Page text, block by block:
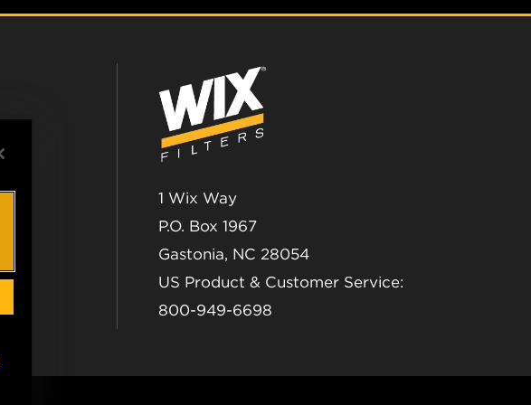
1 Wix Way
P.O. Box 1967
Gastonia, NC 28054
US Product & Customer Service:
800-949-6698